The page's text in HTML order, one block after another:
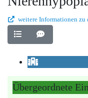
weitere Informationen zu
Übergeordnete